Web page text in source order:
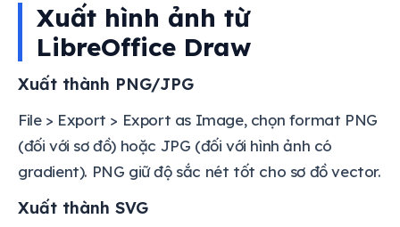
Xuất hình ảnh từ
LibreOffice Draw
Xuất thành PNG/JPG
File > Export > Export as Image, chọn format PNG
(đối với sơ đồ) hoặc JPG (đối với hình ảnh có
gradient). PNG giữ độ sắc nét tốt cho sơ đồ vector.
Xuất thành SVG